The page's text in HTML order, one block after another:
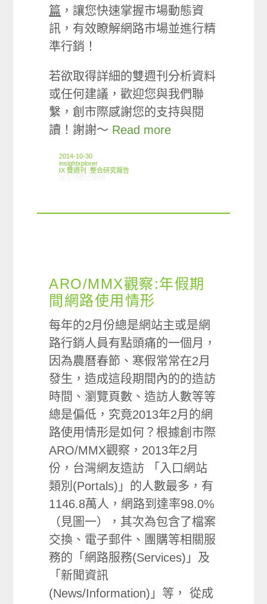
篇 ，讓您快速掌握市場動態資
訊，有效瞭解網路市場並進行精
準行銷！
若欲取得詳細的雙週刊分析資料
或任何建議，歡迎您與我們聯
繫，創市際感謝您的支持與閱
讀！謝謝～ Read more
2014-10-30
insightxplorer
IX 雙週刊
,整合研究報告
ARO/MMX觀察:年假期
間網路使用情形
每年的2月份總是網站主或是網
路行銷人員有點頭痛的一個月，
因為農曆春節、寒假常常在2月
發生，造成這段期間內的的造訪
時間、瀏覽頁數、造訪人數等等
總是偏低，究竟2013年2月的網
路使用情形是如何？根據創市際
ARO/MMX觀察，2013年2月
份，台灣網友造訪 「入口網站
類別(Portals)」的人數最多，有
1146.8萬人，網路到達率98.0%
（見圖一），其次為包含了檔案
交換、電子郵件、團購等相關服
務的「網路服務(Services)」及
「新聞資訊
(News/Information)」等， 從成